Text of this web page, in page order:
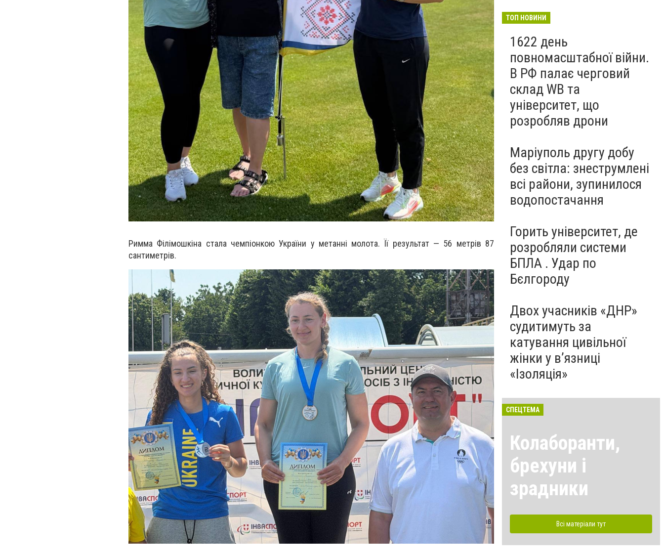
Римма Філімошкіна стала чемпіонкою України у метанні молота. Її результат — 56 метрів 87
сантиметрів.
Маріуполі
ТОП НОВИНИ
1622 день
повномасштабної війни.
В РФ палає черговий
склад WB та
університет, що
розробляв дрони
Маріуполь другу добу
без світла: знеструмлені
всі райони, зупинилося
водопостачання
Горить університет, де
розробляли системи
БПЛА . Удар по
Бєлгороду
Двох учасників «ДНР»
судитимуть за
катування цивільної
жінки у в’язниці
«Ізоляція»
СПЕЦТЕМА
Колаборанти,
брехуни і
зрадники
Всі матеріали тут